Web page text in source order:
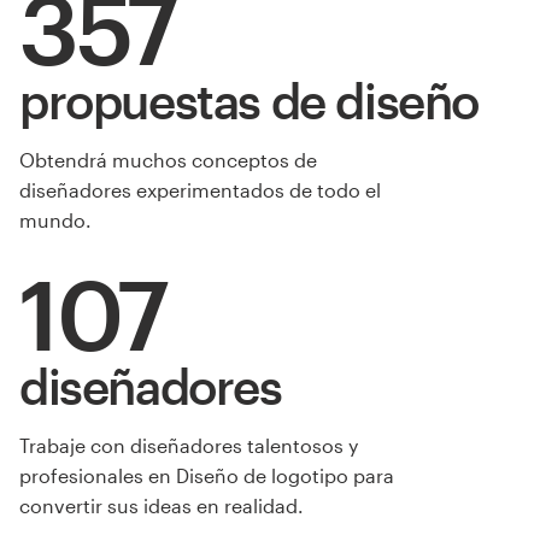
357
propuestas de diseño
Obtendrá muchos conceptos de
diseñadores experimentados de todo el
mundo.
107
diseñadores
Trabaje con diseñadores talentosos y
profesionales en Diseño de logotipo para
convertir sus ideas en realidad.